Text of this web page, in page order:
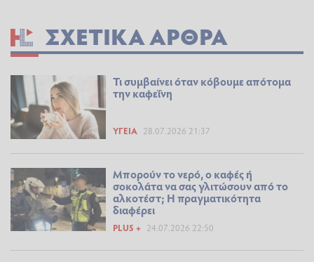
ΣΧΕΤΙΚΆ ΆΡΘΡΑ
Τι συμβαίνει όταν κόβουμε απότομα
την καφεΐνη
ΥΓΕΊΑ 28.07.2026 21:37
Μπορούν το νερό, ο καφές ή
σοκολάτα να σας γλιτώσουν από το
αλκοτέστ; Η πραγματικότητα
διαφέρει
PLUS + 24.07.2026 22:50